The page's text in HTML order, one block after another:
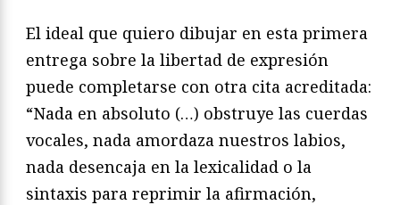
El ideal que quiero dibujar en esta primera
entrega sobre la libertad de expresión
puede completarse con otra cita acreditada:
“Nada en absoluto (…) obstruye las cuerdas
vocales, nada amordaza nuestros labios,
nada desencaja en la lexicalidad o la
sintaxis para reprimir la afirmación,